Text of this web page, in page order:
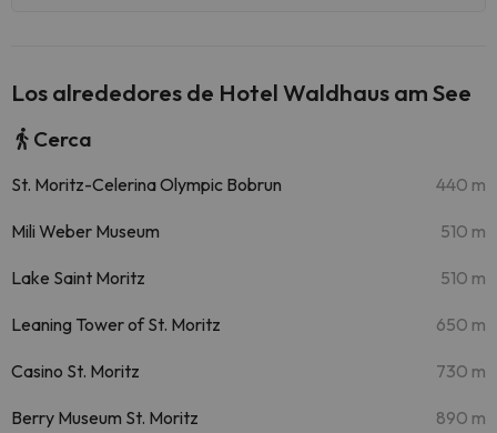
Los alrededores de Hotel Waldhaus am See
Cerca
St. Moritz-Celerina Olympic Bobrun 440 m
Mili Weber Museum 510 m
Lake Saint Moritz 510 m
Leaning Tower of St. Moritz 650 m
Casino St. Moritz 730 m
Berry Museum St. Moritz 890 m